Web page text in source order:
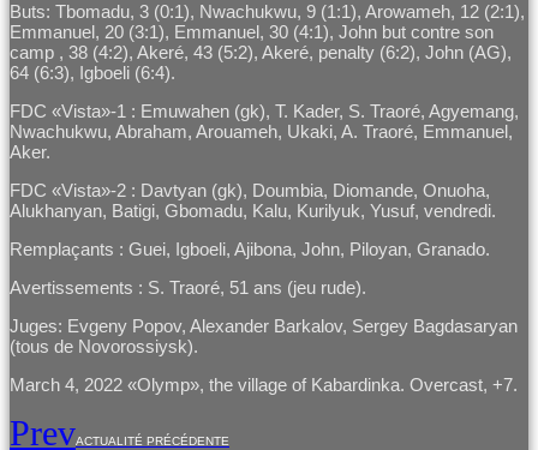
Buts: Tbomadu, 3 (0:1), Nwachukwu, 9 (1:1), Arowameh, 12 (2:1),
Emmanuel, 20 (3:1), Emmanuel, 30 (4:1), John but contre son
camp , 38 (4:2), Akeré, 43 (5:2), Akeré, penalty (6:2), John (AG),
64 (6:3), Igboeli (6:4).
FDC «Vista»-1 : Emuwahen (gk), T. Kader, S. Traoré, Agyemang,
Nwachukwu, Abraham, Arouameh, Ukaki, A. Traoré, Emmanuel,
Aker.
FDC «Vista»-2 : Davtyan (gk), Doumbia, Diomande, Onuoha,
Alukhanyan, Batigi, Gbomadu, Kalu, Kurilyuk, Yusuf, vendredi.
Remplaçants : Guei, Igboeli, Ajibona, John, Piloyan, Granado.
Avertissements : S. Traoré, 51 ans (jeu rude).
Juges: Evgeny Popov, Alexander Barkalov, Sergey Bagdasaryan
(tous de Novorossiysk).
March 4, 2022 «Olymp», the village of Kabardinka. Overcast, +7.
PrevACTUALITÉ PRÉCÉDENTE